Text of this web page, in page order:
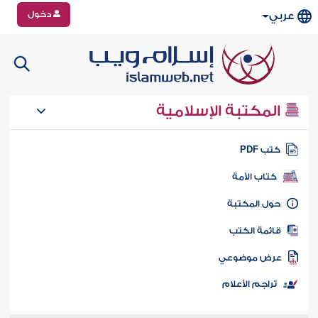
عربي دخول
المكتبة الإسلامية
كتب PDF
كتاب الأمة
المكتبة
الكتب
موضوعي